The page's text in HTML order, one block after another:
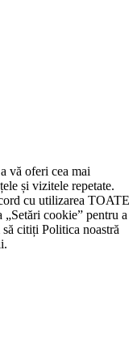
vă oferi cea mai
și vizitele repetate.
cu utilizarea TOATE
„Setări cookie” pentru a
citiți Politica noastră